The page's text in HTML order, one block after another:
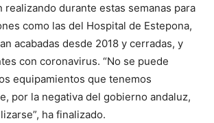
realizando durante estas semanas para
como las del Hospital de Estepona,
acabadas desde 2018 y cerradas, y
con coronavirus. “No se puede
equipamientos que tenemos
por la negativa del gobierno andaluz,
ha finalizado.